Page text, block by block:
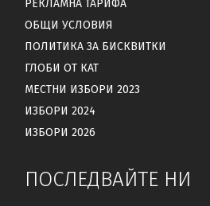
РЕКЛАМНА ТАРИФА
ОБЩИ УСЛОВИЯ
ПОЛИТИКА ЗА БИСКВИТКИ
ГЛОБИ ОТ КАТ
МЕСТНИ ИЗБОРИ 2023
ИЗБОРИ 2024
ИЗБОРИ 2026
ПОСЛЕДВАЙТЕ НИ